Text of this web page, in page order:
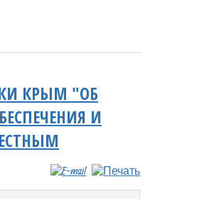
КРЫМ "ОБ
И